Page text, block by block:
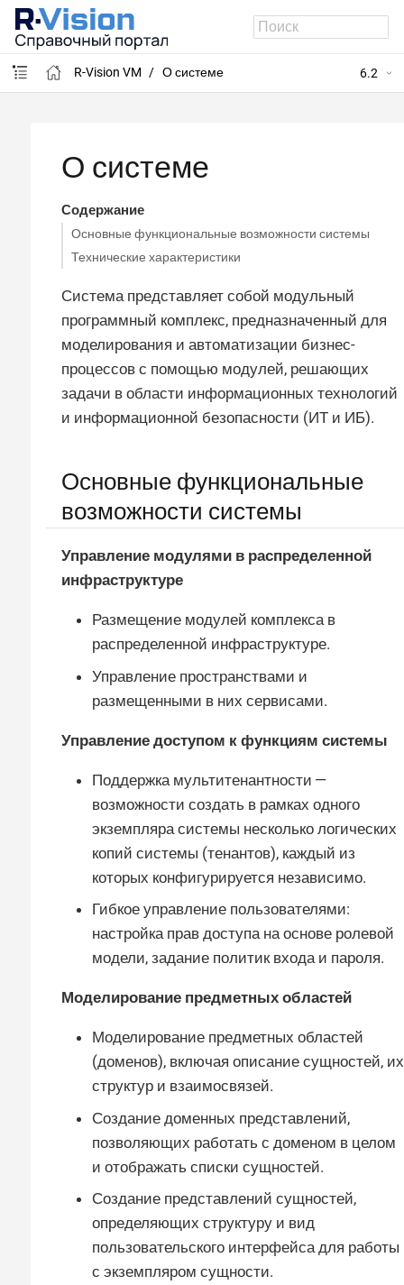
R-Vision VM О системе 6.2
О системе
Содержание
Основные функциональные возможности системы
Технические характеристики
Система представляет собой модульный
программный комплекс, предназначенный для
моделирования и автоматизации бизнес-
процессов с помощью модулей, решающих
задачи в области информационных технологий
и информационной безопасности (ИТ и ИБ).
Основные функциональные
возможности системы
Управление модулями в распределенной
инфраструктуре
Размещение модулей комплекса в
распределенной инфраструктуре.
Управление пространствами и
размещенными в них сервисами.
Управление доступом к функциям системы
Поддержка мультитенантности —
возможности создать в рамках одного
экземпляра системы несколько логических
копий системы (тенантов), каждый из
которых конфигурируется независимо.
Гибкое управление пользователями:
настройка прав доступа на основе ролевой
модели, задание политик входа и пароля.
Моделирование предметных областей
Моделирование предметных областей
(доменов), включая описание сущностей, их
структур и взаимосвязей.
Создание доменных представлений,
позволяющих работать с доменом в целом
и отображать списки сущностей.
Создание представлений сущностей,
определяющих структуру и вид
пользовательского интерфейса для работы
с экземпляром сущности.